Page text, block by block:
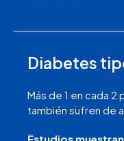
Diabetes
Más de 1 en cada
también sufren de